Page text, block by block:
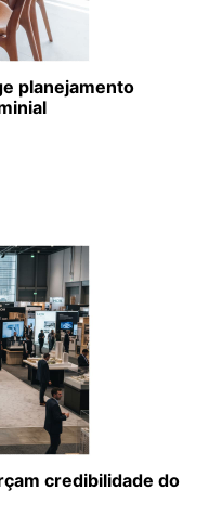
planejamento
credibilidade do